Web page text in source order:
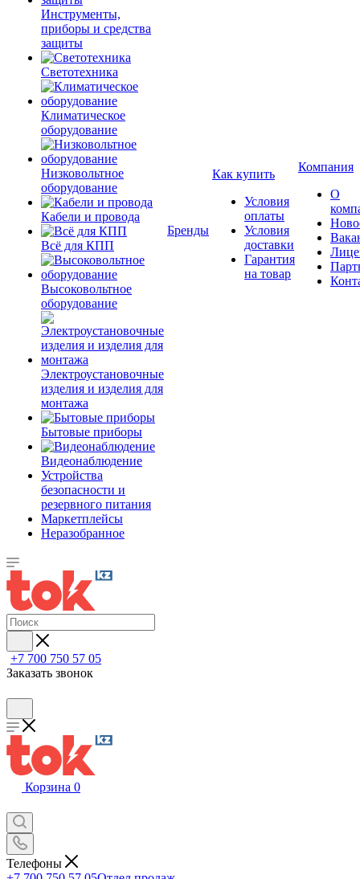
Инструменты,
приборы и средства
защиты
Светотехника
Климатическое
оборудование
Низковольтное
оборудование
Кабели и провода
Всё для КПП
Высоковольтное
оборудование
Электроустановочные
изделия и изделия для
монтажа
Бытовые приборы
Видеонаблюдение
Устройства
безопасности и
резервного питания
Маркетплейсы
Неразобранное
Бренды
Как купить
Условия
оплаты
Условия
доставки
Гарантия
на товар
Компания
О
+7 700 750 57 05
Заказать звонок
Корзина 0
Телефоны